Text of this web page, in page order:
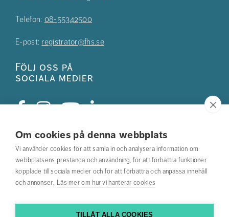
Om cookies på denna webbplats
Vi använder cookies för att samla in och analysera information om
webbplatsens prestanda och användning, för att förbättra funktioner
kopplade till sociala medier och för att förbättra och anpassa innehåll
och annonser. Läs mer om hur vi hanterar cookies
TILLÅT ALLA COOKIES
Telefon: 08-55342500
E-post: registrator@fhs.se
Följ oss på
sociala medier
Studentkåren
Hitta din utbildning
Hitta medarbetare